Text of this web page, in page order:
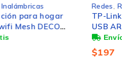
Redes,Redes Inalámbricas
TP-Link Adaptador de Red
USB ARCHER T2U NANO,
Inalámbrico, WLAN, 633
Mbit/s, Doble Banda 2.4/5